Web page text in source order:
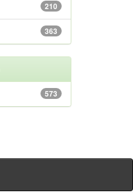
210
363
573